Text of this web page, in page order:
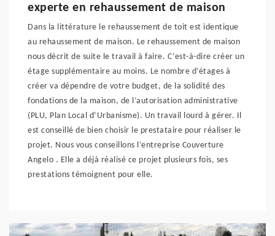
experte en rehaussement de maison
Dans la littérature le rehaussement de toit est identique
au rehaussement de maison. Le rehaussement de maison
nous décrit de suite le travail à faire. C’est-à-dire créer un
étage supplémentaire au moins. Le nombre d’étages à
créer va dépendre de votre budget, de la solidité des
fondations de la maison, de l’autorisation administrative
(PLU, Plan Local d’Urbanisme). Un travail lourd à gérer. Il
est conseillé de bien choisir le prestataire pour réaliser le
projet. Nous vous conseillons l’entreprise Couverture
Angelo . Elle a déjà réalisé ce projet plusieurs fois, ses
prestations témoignent pour elle.